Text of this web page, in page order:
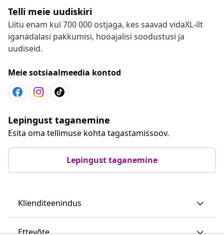
Telli meie uudiskiri
Liitu enam kui 700 000 ostjaga, kes saavad vidaXL-ilt
iganädalasi pakkumisi, hooajalisi soodustusi ja
uudiseid.
Meie sotsiaalmeedia kontod
Lepingust taganemine
Esita oma tellimuse kohta tagastamissoov.
Lepingust taganemine
Klienditeenindus
Ettevõte